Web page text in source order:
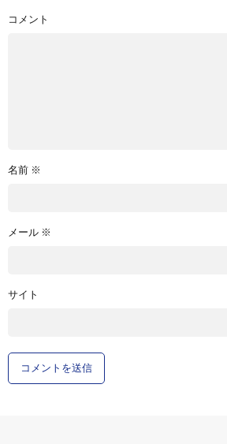
コメント
名前 ※
メール ※
サイト